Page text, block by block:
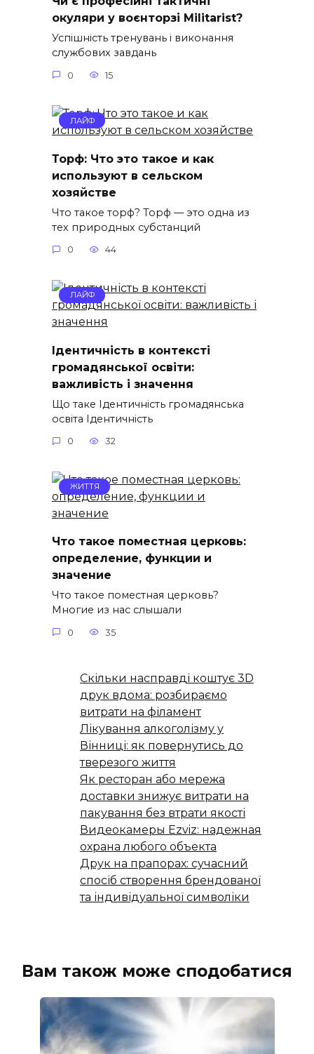
окуляри у воєнторзі Militarist?
Успішність тренувань і виконання
службових завдань
0 15
ЛАЙФ
Торф: Что это такое и как
используют в сельском
хозяйстве
Что такое торф? Торф — это одна из
тех природных субстанций
0 44
ЛАЙФ
Ідентичність в контексті
громадянської освіти:
важливість і значення
Що таке Ідентичність громадянська
освіта Ідентичність
0 32
ЖИТТЯ
Что такое поместная церковь:
определение, функции и
значение
Что такое поместная церковь?
Многие из нас слышали
0 35
Скільки насправді коштує 3D
друк вдома: розбираємо
витрати на філамент
Лікування алкоголізму у
Вінниці: як повернутись до
тверезого життя
Як ресторан або мережа
доставки знижує витрати на
пакування без втрати якості
Видеокамеры Ezviz: надежная
охрана любого объекта
Друк на прапорах: сучасний
спосіб створення брендованої
та індивідуальної символіки
Вам також може сподобатися